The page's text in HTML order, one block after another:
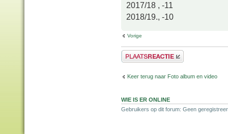
2017/18 , -11
2018/19., -10
Vorige
Plaats een reactie
Keer terug naar Foto album en video
WIE IS ER ONLINE
Gebruikers op dit forum: Geen